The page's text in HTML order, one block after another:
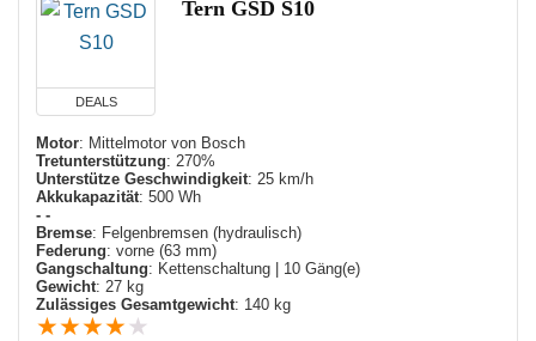
DEALS
Tern GSD S10
Motor: Mittelmotor von Bosch
Tretunterstützung: 270%
Unterstütze Geschwindigkeit: 25 km/h
Akkukapazität: 500 Wh
- -
Bremse: Felgenbremsen (hydraulisch)
Federung: vorne (63 mm)
Gangschaltung: Kettenschaltung | 10 Gäng(e)
Gewicht: 27 kg
Zulässiges Gesamtgewicht: 140 kg
★★★★ ★